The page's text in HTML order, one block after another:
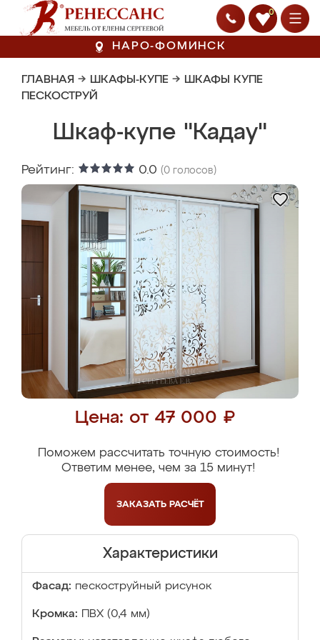
0
НАРО-ФОМИНСК
ГЛАВНАЯ → ШКАФЫ-КУПЕ → ШКАФЫ КУПЕ
ПЕСКОСТРУЙ
Шкаф-купе "Кадау"
Рейтинг: 0.0 (0 голосов)
Цена: от 47 000 ₽
Поможем рассчитать точную стоимость!
Ответим менее, чем за 15 минут!
ЗАКАЗАТЬ РАСЧЁТ
Характеристики
Фасад: пескоструйный рисунок
Кромка: ПВХ (0,4 мм)